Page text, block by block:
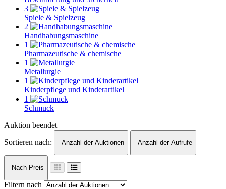
3
Spiele & Spielzeug
2
Handhabungsmaschine
1
Pharmazeutische & chemische
1
Metallurgie
1
Kinderpflege und Kinderartikel
1
Schmuck
Auktion beendet
Sortieren nach:
Anzahl der Auktionen Anzahl der Aufrufe
Nach Preis
Filtern nach